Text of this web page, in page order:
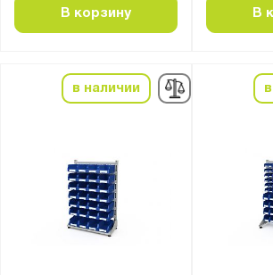
В корзину В
в наличии